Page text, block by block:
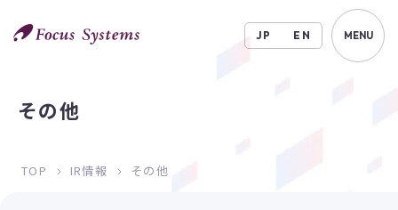
JP EN MENU
その他
TOP IR情報 その他